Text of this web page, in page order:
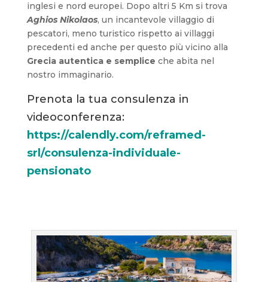
inglesi e nord europei. Dopo altri 5 Km si trova
Aghios Nikolaos, un incantevole villaggio di
pescatori, meno turistico rispetto ai villaggi
precedenti ed anche per questo più vicino alla
Grecia autentica e semplice che abita nel
nostro immaginario.
Prenota la tua consulenza in
videoconferenza:
https://calendly.com/reframed-
srl/consulenza-individuale-
pensionato